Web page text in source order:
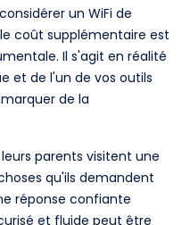
un WiFi de
coût supplémentaire est
Il s'agit en réalité
et de l'un de vos outils
de la
parents visitent une
qu'ils demandent
réponse confiante
et fluide peut être